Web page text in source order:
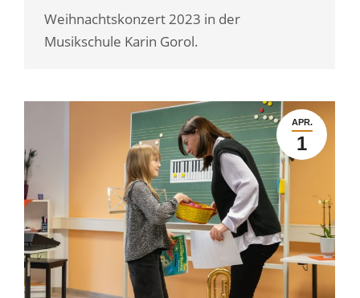
Weihnachtskonzert 2023 in der
Musikschule Karin Gorol.
APR.
1